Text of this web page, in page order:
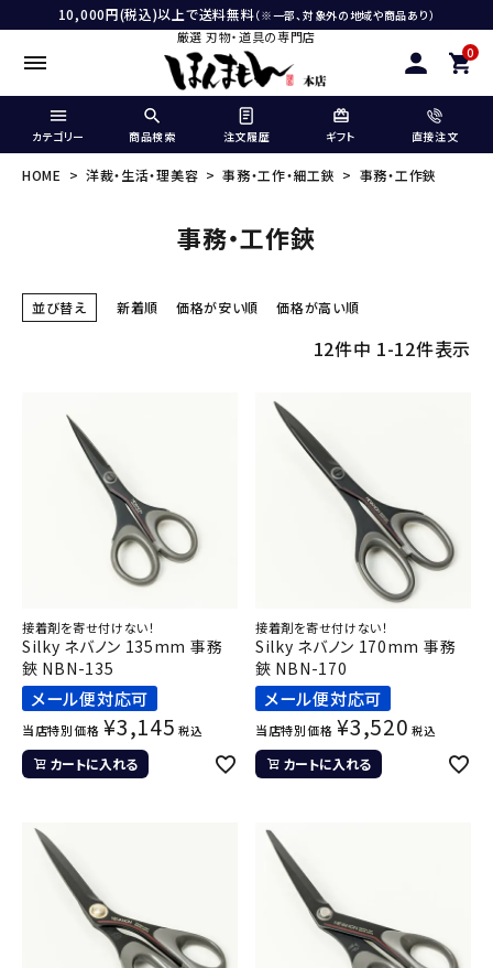
10,000円(税込)以上で送料無料（※一部、対象外の地域や商品あり）
厳選 刃物・道具の専門店
0
カテゴリー 商品検索 注文履歴 ギフト 直接注文
HOME 洋裁・生活・理美容 事務・工作・細工鋏 事務・工作鋏
事務・工作鋏
並び替え 新着順 価格が安い順 価格が高い順
12件中 1-12件表示
接着剤を寄せ付けない！
Silky ネバノン 135mm 事務
鋏 NBN-135
メール便対応可
当店特別価格 ¥3,145 税込
カートに入れる
接着剤を寄せ付けない！
Silky ネバノン 170mm 事務
鋏 NBN-170
メール便対応可
当店特別価格 ¥3,520 税込
カートに入れる